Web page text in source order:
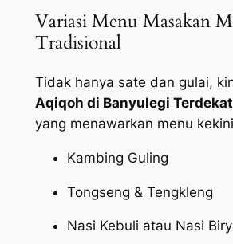
Variasi Menu Masakan
Tradisional
Tidak hanya sate dan gulai,
Aqiqoh di Banyulegi
yang menawarkan menu
Kambing Guling
Tongseng & Tengkleng
Nasi Kebuli atau Nasi